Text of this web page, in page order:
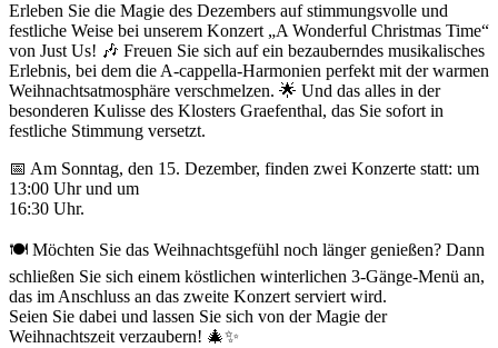
Erleben Sie die Magie des Dezembers auf stimmungsvolle und
festliche Weise bei unserem Konzert „A Wonderful Christmas Time“
von Just Us! 🎶 Freuen Sie sich auf ein bezauberndes musikalisches
Erlebnis, bei dem die A-cappella-Harmonien perfekt mit der warmen
Weihnachtsatmosphäre verschmelzen. 🌟 Und das alles in der
besonderen Kulisse des Klosters Graefenthal, das Sie sofort in
festliche Stimmung versetzt.
📅 Am Sonntag, den 15. Dezember, finden zwei Konzerte statt: um
13:00 Uhr und um
16:30 Uhr.
🍽 Möchten Sie das Weihnachtsgefühl noch länger genießen? Dann
schließen Sie sich einem köstlichen winterlichen 3-Gänge-Menü an,
das im Anschluss an das zweite Konzert serviert wird.
Seien Sie dabei und lassen Sie sich von der Magie der
Weihnachtszeit verzaubern! 🎄✨